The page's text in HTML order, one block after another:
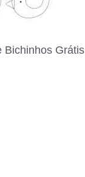
Bichinhos Grátis